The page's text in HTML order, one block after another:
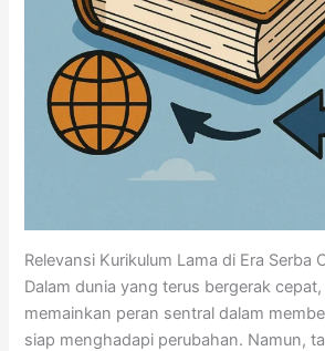
Relevansi Kurikulum Lama di Era Serba
Dalam dunia yang terus bergerak
memainkan peran sentral dalam
siap menghadapi perubahan. Namun,